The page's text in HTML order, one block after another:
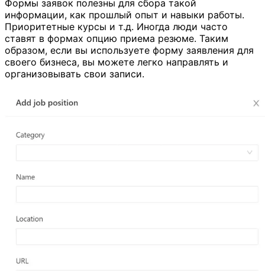
Формы заявок полезны для сбора такой
информации, как прошлый опыт и навыки работы.
Приоритетные курсы и т.д. Иногда люди часто
ставят в формах опцию приема резюме. Таким
образом, если вы используете форму заявления для
своего бизнеса, вы можете легко направлять и
организовывать свои записи.